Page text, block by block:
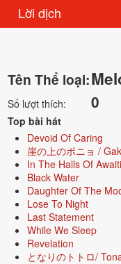
Lời dịch
Tên Thể loại:
Số lượt thích: 0
Top bài hát
Devoid Of Caring
崖の上のポニョ /
In The Halls Of
Black Water
Daughter Of The
Lose To Night
Last Statement
While We Sleep
Revelation
となりのトトロ/